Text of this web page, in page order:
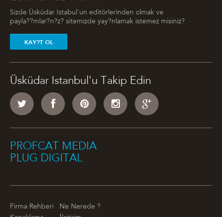
Sizde Üsküdar Istabul'un editörlerinden olmak ve
payla??mlar?n?z? sitemizde yay?nlamak istemez misiniz?
KAY?T OL
Üsküdar Istanbul'u Takip Edin
PROFCAT MEDIA
PLUG DIGITAL
Firma Rehberi
Ne Nerede ?